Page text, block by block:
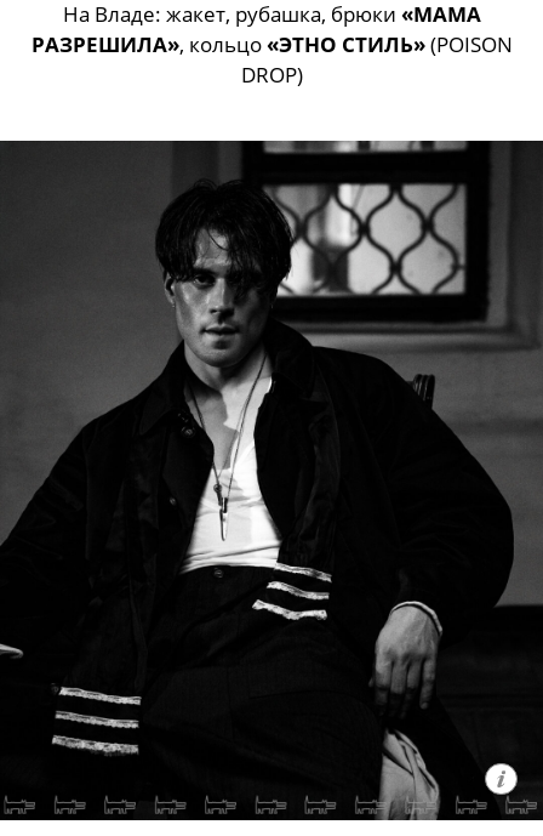
На Владе: жакет, рубашка, брюки
«МАМА
РАЗРЕШИЛА»
«ЭТНО СТИЛЬ»